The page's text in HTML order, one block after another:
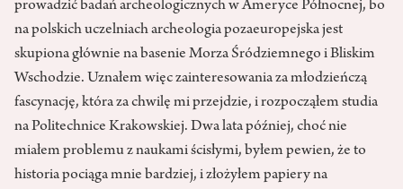
prowadzić badań archeologicznych w Ameryce Północnej, bo
na polskich uczelniach archeologia pozaeuropejska jest
skupiona głównie na basenie Morza Śródziemnego i Bliskim
Wschodzie. Uznałem więc zainteresowania za młodzieńczą
fascynację, która za chwilę mi przejdzie, i rozpocząłem studia
na Politechnice Krakowskiej. Dwa lata później, choć nie
miałem problemu z naukami ścisłymi, byłem pewien, że to
historia pociąga mnie bardziej, i złożyłem papiery na